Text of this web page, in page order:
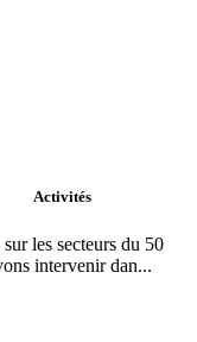
Activités
les secteurs du 50
intervenir dan...